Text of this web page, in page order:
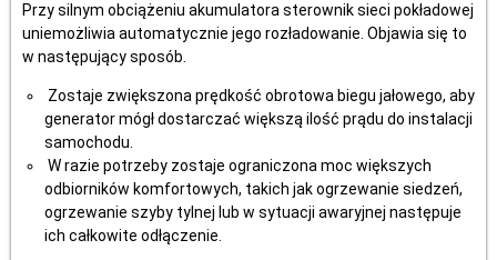
Przy silnym obciążeniu akumulatora sterownik sieci pokładowej
uniemożliwia automatycznie jego rozładowanie. Objawia się to
w następujący sposób.
Zostaje zwiększona prędkość obrotowa biegu jałowego, aby
generator mógł dostarczać większą ilość prądu do instalacji
samochodu.
W razie potrzeby zostaje ograniczona moc większych
odbiorników komfortowych, takich jak ogrzewanie siedzeń,
ogrzewanie szyby tylnej lub w sytuacji awaryjnej następuje
ich całkowite odłączenie.